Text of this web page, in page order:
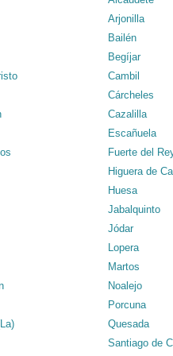
Arjonilla
Bailén
Begíjar
Cambil
Cárcheles
Cazalilla
Escañuela
Fuerte del
Higuera de
Huesa
Jabalquinto
Jódar
Lopera
Martos
Noalejo
Porcuna
Quesada
Santiago de